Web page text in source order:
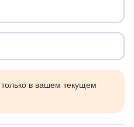
в вашем текущем